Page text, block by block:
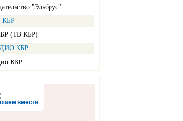
"Эльбрус"
КБР
(ТВ КБР)
КБР
КБР
вместе